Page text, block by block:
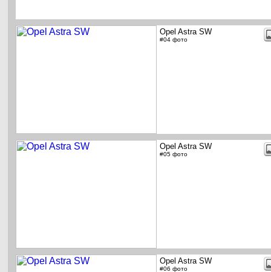
Opel Astra SW
#04 фото
Opel Astra SW
#05 фото
Opel Astra SW
#06 фото